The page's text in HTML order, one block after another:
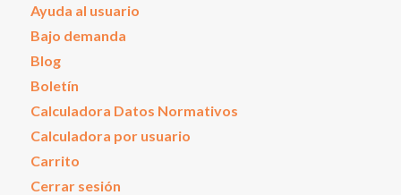
Ayuda al usuario
Bajo demanda
Blog
Boletín
Calculadora Datos Normativos
Calculadora por usuario
Carrito
Cerrar sesión